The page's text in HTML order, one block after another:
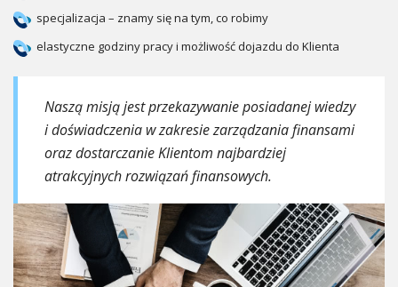
specjalizacja – znamy się na tym, co robimy
elastyczne godziny pracy i możliwość dojazdu do Klienta
Naszą misją jest przekazywanie posiadanej wiedzy
i doświadczenia w zakresie zarządzania finansami
oraz dostarczanie Klientom najbardziej
atrakcyjnych rozwiązań finansowych.